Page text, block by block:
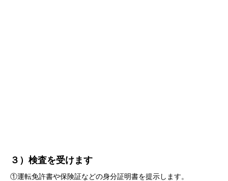
３）検査を受けます
①運転免許書や保険証などの身分証明書を提示します。